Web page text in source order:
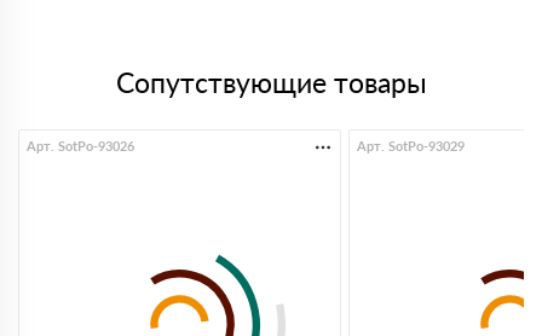
Сопутствующие товары
Арт. SotPo-93026 Арт. SotPo-93029